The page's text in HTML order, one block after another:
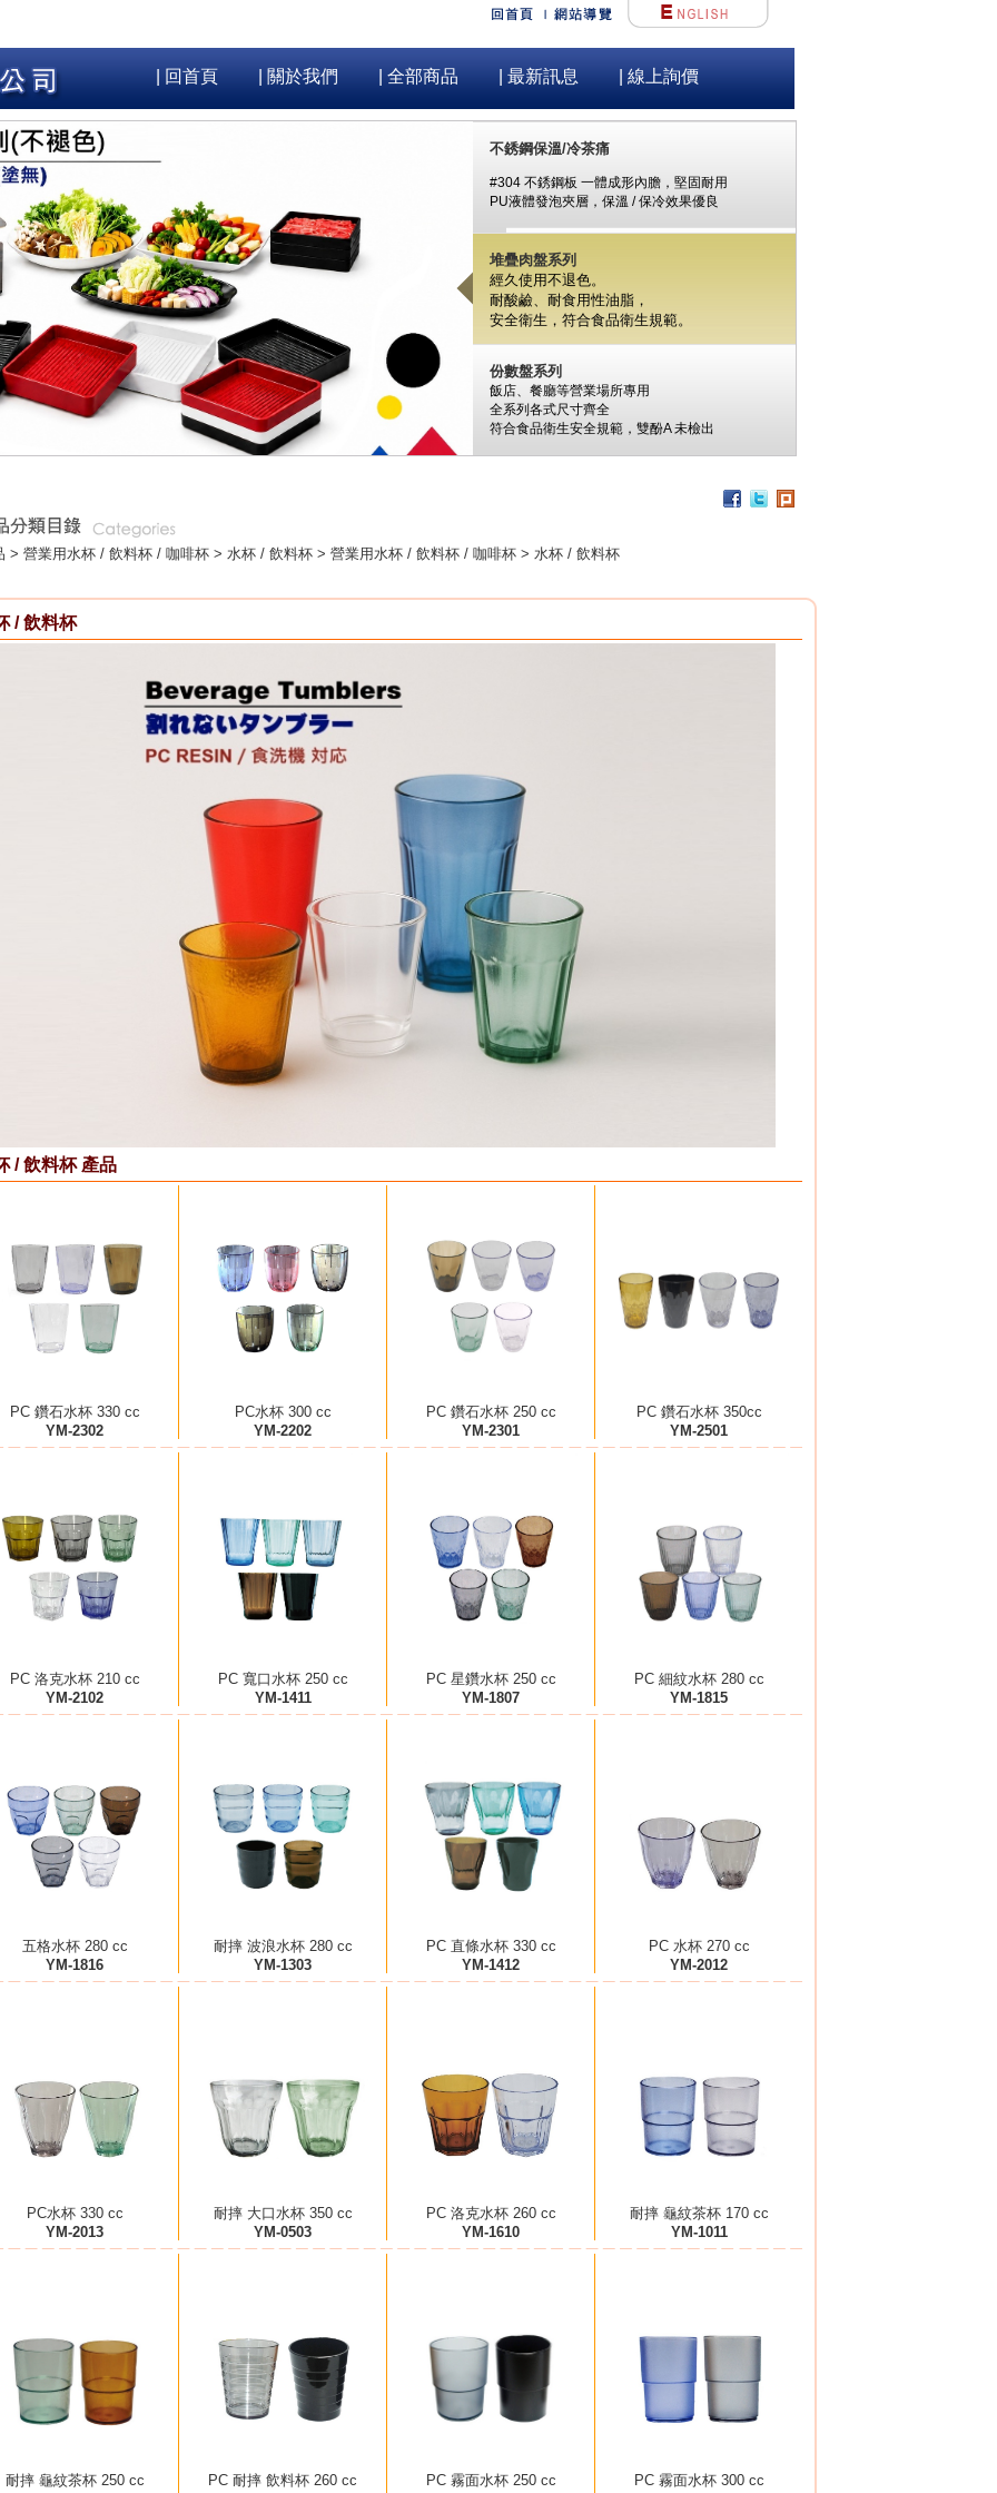
| 回首頁 | 關於我們 | 全部商品 | 最新訊息 | 線上詢價
PU液體發泡夾層，保溫 / 保冷效果優良
經久使用不退色。
耐酸鹼、耐食用性油脂，
安全衛生，符合食品衛生規範。
份數盤系列
飯店、餐廳等營業場所專用
全系列各式尺寸齊全
食材保鮮筒系列
PC / 食用級 聚碳酸酯樹脂 製成
搭配餐具整理盒，使用方式多元。
> 營業用水杯 / 飲料杯 / 咖啡杯 > 水杯 / 飲料杯 > 營業用水杯 / 飲料杯 / 咖啡杯 > 水杯 / 飲料杯
/ 飲料杯
/ 飲料杯 產品
PC 鑽石水杯 330 cc
YM-2302
PC水杯 300 cc
YM-2202
PC 鑽石水杯 250 cc
YM-2301
PC 鑽石水杯 350cc
YM-2501
PC 洛克水杯 210 cc
YM-2102
PC 寬口水杯 250 cc
YM-1411
PC 星鑽水杯 250 cc
YM-1807
PC 細紋水杯 280 cc
YM-1815
五格水杯 280 cc
YM-1816
耐摔 波浪水杯 280 cc
YM-1303
PC 直條水杯 330 cc
YM-1412
PC 水杯 270 cc
YM-2012
PC水杯 330 cc
YM-2013
耐摔 大口水杯 350 cc
YM-0503
PC 洛克水杯 260 cc
YM-1610
耐摔 龜紋茶杯 170 cc
YM-1011
耐摔 龜紋茶杯 250 cc
PC 耐摔 飲料杯 260 cc
PC 霧面水杯 250 cc
PC 霧面水杯 300 cc